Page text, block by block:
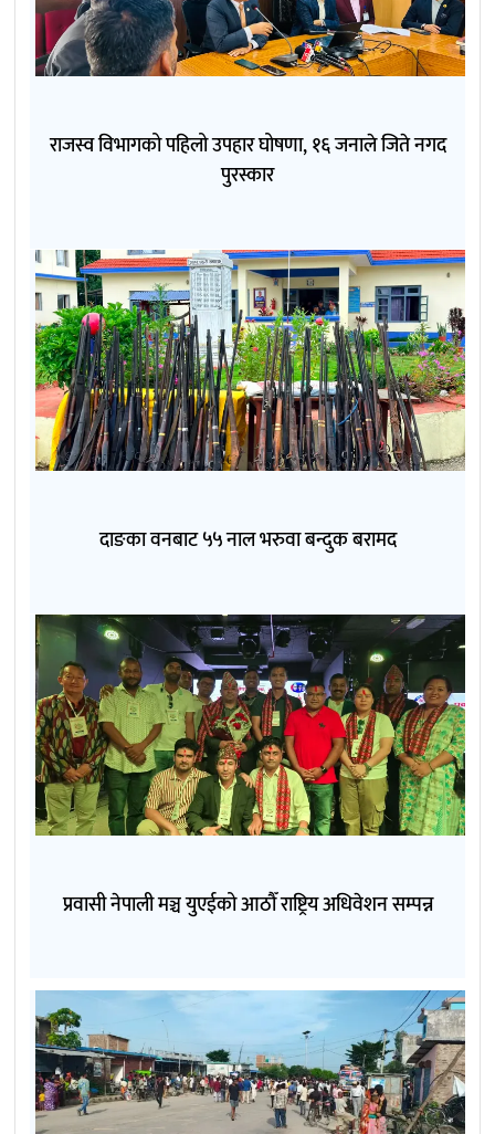
राजस्व विभागको पहिलो उपहार घोषणा, १६ जनाले जिते नगद
पुरस्कार
दाङका वनबाट ५५ नाल भरुवा बन्दुक बरामद
प्रवासी नेपाली मञ्च युएईको आठौँ राष्ट्रिय अधिवेशन सम्पन्न